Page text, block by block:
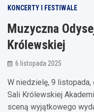
KONCERTY I FESTIWALE
Muzyczna
Królewskiej
6 listopada 2025
W niedzielę, 9
Sali Królewskiej
sceną wyjątkowego